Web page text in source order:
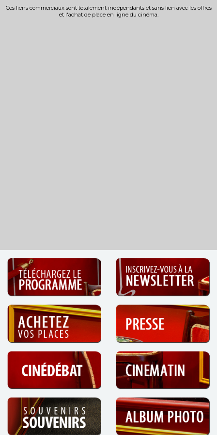
Ces liens commerciaux sont totalement indépendants et sans lien avec les offres
et l'achat de place en ligne du cinéma.